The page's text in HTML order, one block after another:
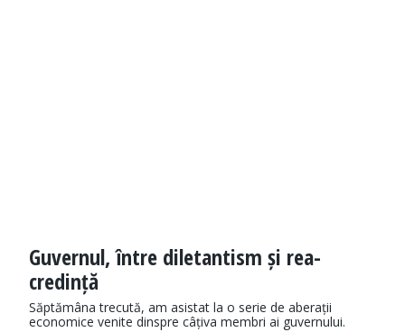
Guvernul, între diletantism și rea-
credință
Săptămâna trecută, am asistat la o serie de aberații
economice venite dinspre câțiva membri ai guvernului.